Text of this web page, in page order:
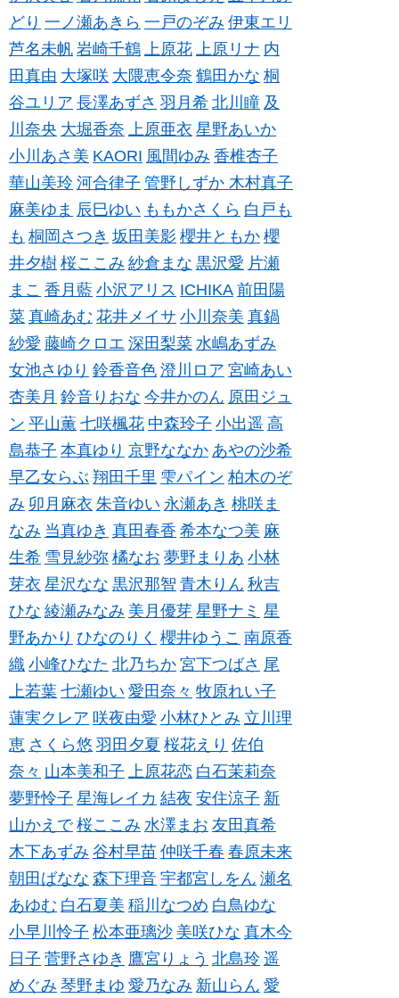
どり 一ノ瀬あきら 一戸のぞみ 伊東エリ
芦名未帆 岩崎千鶴 上原花 上原リナ 内
田真由 大塚咲 大隈恵令奈 鶴田かな 桐
谷ユリア 長澤あずさ 羽月希 北川瞳 及
川奈央 大堀香奈 上原亜衣 星野あいか
小川あさ美 KAORI 風間ゆみ 香椎杏子
華山美玲 河合律子 管野しずか 木村真子
麻美ゆま 辰巳ゆい ももかさくら 白戸も
も 桐岡さつき 坂田美影 櫻井ともか 櫻
井夕樹 桜ここみ 紗倉まな 黒沢愛 片瀬
まこ 香月藍 小沢アリス ICHIKA 前田陽
菜 真崎あむ 花井メイサ 小川奈美 真鍋
紗愛 藤崎クロエ 深田梨菜 水嶋あずみ
女池さゆり 鈴香音色 澄川ロア 宮崎あい
杏美月 鈴音りおな 今井かのん 原田ジュ
ン 平山薫 七咲楓花 中森玲子 小出遥 高
島恭子 本真ゆり 京野ななか あやの沙希
早乙女らぶ 翔田千里 雫パイン 柏木のぞ
み 卯月麻衣 朱音ゆい 永瀬あき 桃咲ま
なみ 当真ゆき 真田春香 希本なつ美 麻
生希 雪見紗弥 橘なお 夢野まりあ 小林
芽衣 星沢なな 黒沢那智 青木りん 秋吉
ひな 綾瀬みなみ 美月優芽 星野ナミ 星
野あかり ひなのりく 櫻井ゆうこ 南原香
織 小峰ひなた 北乃ちか 宮下つばさ 尾
上若葉 七瀬ゆい 愛田奈々 牧原れい子
蓮実クレア 咲夜由愛 小林ひとみ 立川理
恵 さくら悠 羽田夕夏 桜花えり 佐伯
奈々 山本美和子 上原花恋 白石茉莉奈
夢野怜子 星海レイカ 結夜 安住涼子 新
山かえで 桜ここみ 水澤まお 友田真希
木下あずみ 谷村早苗 仲咲千春 春原未来
朝田ばなな 森下理音 宇都宮しをん 瀬名
あゆむ 白石夏美 稲川なつめ 白鳥ゆな
小早川怜子 松本亜璃沙 美咲ひな 真木今
日子 菅野さゆき 鷹宮りょう 北島玲 遥
めぐみ 琴野まゆ 愛乃なみ 新山らん 愛